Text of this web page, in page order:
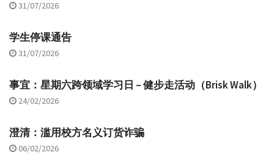
31/07/2026
学生停课通告
31/07/2026
事宜：星期六跨领域学习日 – 健步走活动（Brisk Walk）
24/02/2026
澄清：滥用校方名义订货诈骗
06/02/2026